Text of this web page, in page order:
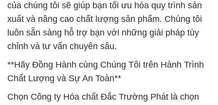
của chúng tôi sẽ giúp bạn tối ưu hóa quy trình sản
xuất và nâng cao chất lượng sản phẩm. Chúng tôi
luôn sẵn sàng hỗ trợ bạn với những giải pháp tùy
chỉnh và tư vấn chuyên sâu.
**Hãy Đồng Hành cùng Chúng Tôi trên Hành Trình
Chất Lượng và Sự An Toàn**
Chọn Công ty Hóa chất Đắc Trường Phát là chọn